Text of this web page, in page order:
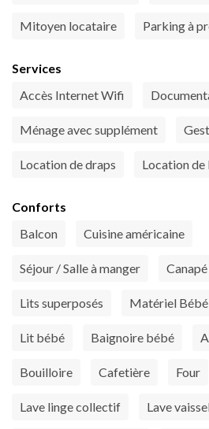
Mitoyen locataire Parking à
Services
Accès Internet Wifi
Ménage avec supplément
Location de draps Location de
Conforts
Balcon
Cuisine américaine
Séjour / Salle à manger Canapé
Lits superposés Matériel Bébé
Lit bébé Baignoire bébé
Bouilloire Cafetière Four
Lave linge collectif Lave